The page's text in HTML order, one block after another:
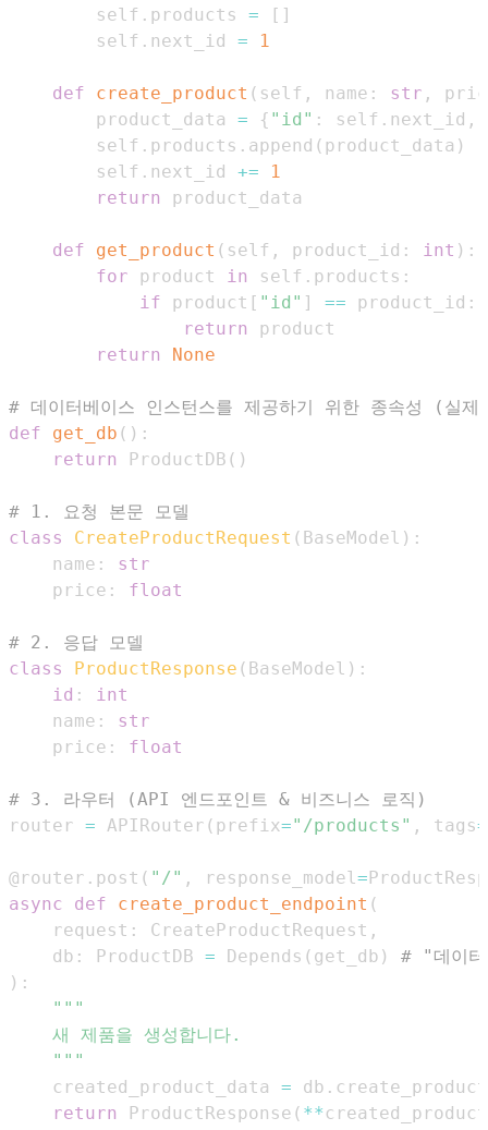
        self
. products = [ ]
        self
. next_id = 1
def create_product ( self , name : str ,
        product_data
= { "id" : self . next_id ,
        self
. products . append ( product_data )
        self
. next_id +=
1
return
def get_product ( self , product_id : int ) :
for product in self . products :
if product [ "id" ] == product_id :
return
return
None
# 데이터베이스 인스턴스를 제공하기 위한 종속성 (실
def
get_db ( ) :
return
ProductDB ( )
# 1. 요청 본문 모델
class
CreateProductRequest ( BaseModel ) :
    name
:
str
    price
: float
# 2. 응답 모델
class
ProductResponse ( BaseModel ) :
id :
int
    name
:
str
    price
: float
# 3. 라우터 (API 엔드포인트 & 비즈니스 로직)
router = APIRouter ( prefix="/products" , tags=
@router . post ( "/" , response_model =
async
def create_product_endpoint (
    request
: CreateProductRequest ,
    db
: ProductDB = Depends ( get_db )
# "데이
) :
    """
    created_product_data
= db . create_product
return
ProductResponse ( **